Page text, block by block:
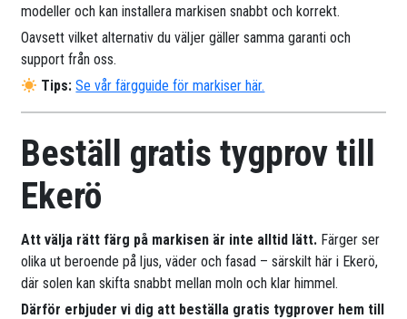
modeller och kan installera markisen snabbt och korrekt.
Oavsett vilket alternativ du väljer gäller samma garanti och
support från oss.
Tips: Se vår färgguide för markiser här.
Beställ gratis tygprov till
Ekerö
Att välja rätt färg på markisen är inte alltid lätt. Färger ser
olika ut beroende på ljus, väder och fasad – särskilt här i Ekerö,
där solen kan skifta snabbt mellan moln och klar himmel.
Därför erbjuder vi dig att beställa gratis tygprover hem till